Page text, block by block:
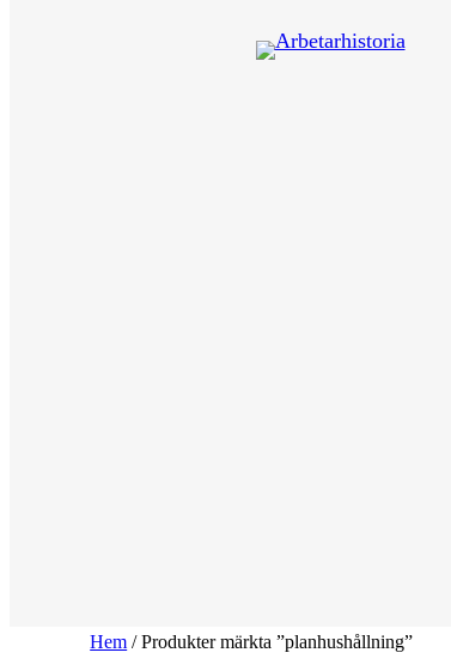
Hem / Produkter märkta ”planhushållning”